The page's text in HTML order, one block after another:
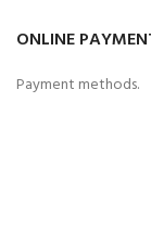
ONLINE
Payment methods.